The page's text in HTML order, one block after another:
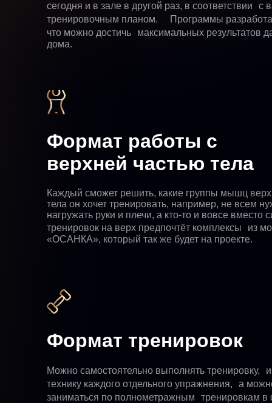
сегодня и в зале в другой раз, в соответствии с
тренировочным планом. Программы
что можно достичь максимальных результатов
дома.
Формат работы с
верхней частью тела
Каждый сможет решить, какие группы мышц
тела он хочет тренировать, например, не всем
нагружать руки и плечи, а кто-то и вовсе вместо
тренировок на верх предпочтёт комплексы из
«ОСАНКА», который так же будет на проекте.
Формат тренировок
Можно самостоятельно выполнять тренировку,
технику каждого отдельного упражнения, а
заниматься по полнометражным тренировкам в